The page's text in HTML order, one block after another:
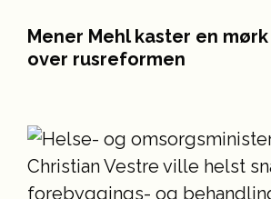
Mener Mehl kaster en
over rusreformen